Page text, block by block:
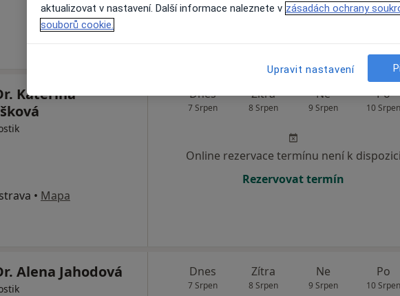
Kateřina
• Mapa
Dnes
7 Srpen
Zítra
8 Srpen
Ne
9 Srpen
Po
10 Srpen
Online rezervace termínu není k dispozici
Rezervovat termín
Alena Jahodová Dnes
7 Srpen
Zítra
8 Srpen
Ne
9 Srpen
Po
10 Srpen
aktualizovat v nastavení. Další informace naleznete v zásadách ochrany
souborů cookie.
Upravit nastavení